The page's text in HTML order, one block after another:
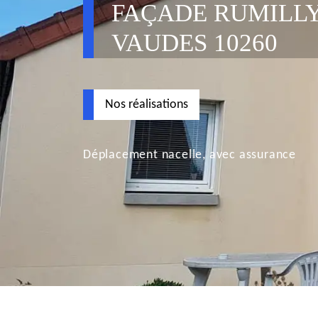
FAÇADE
VAUDES 10260
Nos réalisations
Déplacement nacelle, avec assurance